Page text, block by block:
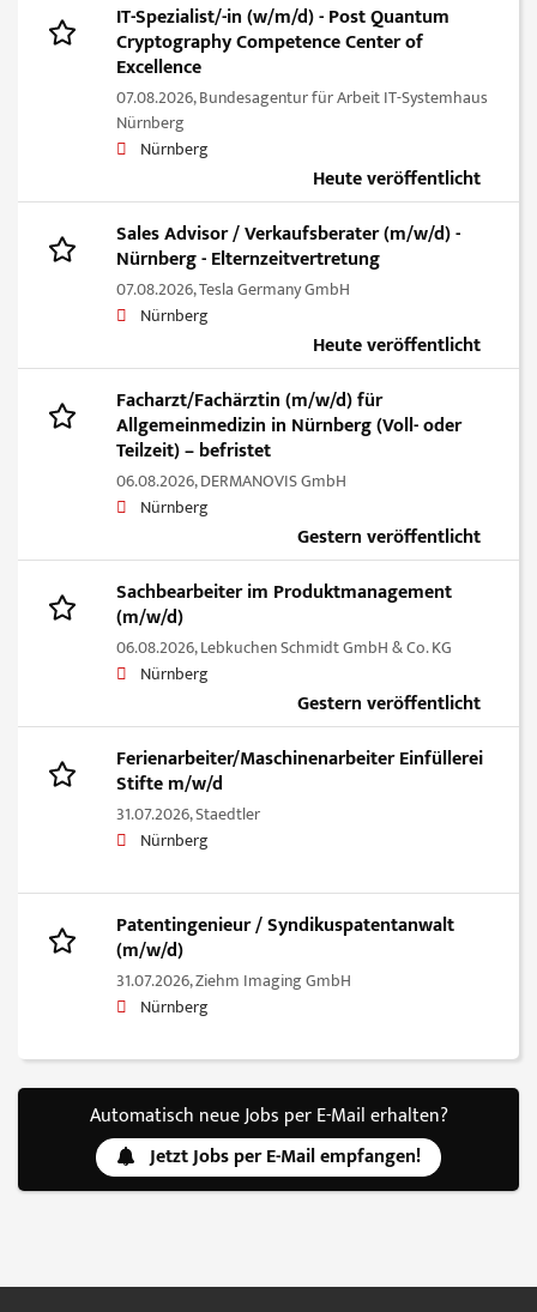
IT-Spezialist/-in (w/m/d) - Post Quantum
Cryptography Competence Center of
Excellence
07.08.2026,Bundesagentur für Arbeit IT-Systemhaus
Nürnberg
Nürnberg
Heute veröffentlicht
Sales Advisor / Verkaufsberater (m/w/d) -
Nürnberg - Elternzeitvertretung
07.08.2026,Tesla Germany GmbH
Nürnberg
Heute veröffentlicht
Facharzt/Fachärztin (m/w/d) für
Allgemeinmedizin in Nürnberg (Voll- oder
Teilzeit) – befristet
06.08.2026,DERMANOVIS GmbH
Nürnberg
Gestern veröffentlicht
Sachbearbeiter im Produktmanagement
(m/w/d)
06.08.2026,Lebkuchen Schmidt GmbH & Co. KG
Nürnberg
Gestern veröffentlicht
Ferienarbeiter/Maschinenarbeiter Einfüllerei
Stifte m/w/d
31.07.2026,Staedtler
Nürnberg
Patentingenieur / Syndikuspatentanwalt
(m/w/d)
31.07.2026,Ziehm Imaging GmbH
Nürnberg
Automatisch neue Jobs per E-Mail erhalten?
Jetzt Jobs per E-Mail empfangen!